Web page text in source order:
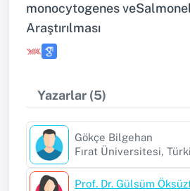
monocytogenes
Araştırılması
Yazarlar (5)
Gökçe Bilgehan
Fırat Üniversitesi,
Prof. Dr. Gülsüm